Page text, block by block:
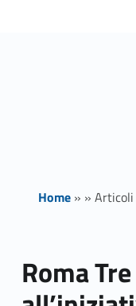
Home» » Articoli
Roma